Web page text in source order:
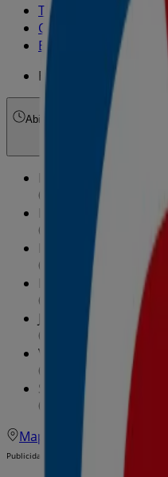
Tiendeo en Calvià
Ofertas de Hiper-
Eroski en Calvià
Eroski | Paris 8
Abierto Hasta las 21:30
09:00 - 21:30
09:00 - 21:30
09:00 - 21:30
Miércoles
09:00 - 21:30
Jueves
09:00 - 21:30
Viernes
09:00 - 21:30
Sábado
09:00 - 21:30
Mapa
971135716
Publicidad